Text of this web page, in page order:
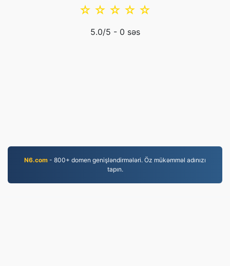
☆
☆
☆
☆
☆
5.0/5 - 0 səs
N6.com - 800+ domen genişləndirmələri. Öz mükəmməl adınızı
tapın.